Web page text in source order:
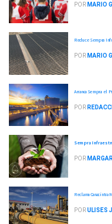
POR MARIO
Reduce Sempra
POR MARIO
Arranca Sempra el
POR
Sempra
POR
Reclama
PORULISES